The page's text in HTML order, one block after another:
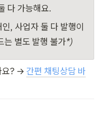
다 가능해요.
, 사업자 둘 다 발행이
는 별도 발행 불가*)
요? → 간편 채팅상담 바